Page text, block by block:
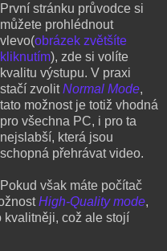
První stránku průvodce si
můžete prohlédnout
vlevo(obrázek zvětšíte
kliknutím), zde si volíte
kvalitu výstupu. V praxi
stačí zvolitNormal Mode,
tato možnost je totiž vhodná
pro všechna PC, i pro ta
nejslabší, která jsou
schopná přehrávat video.
Pokud však máte počítač
High-Quality mode,
kvalitněji, což ale stojí